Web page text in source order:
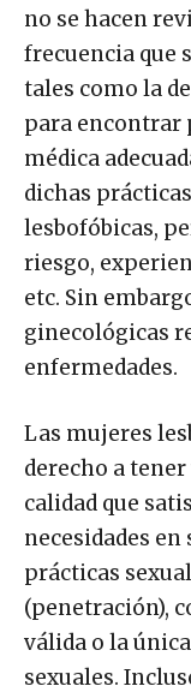
no se hacen
frecuencia que
tales como la
para encontrar
médica
dichas
lesbofóbicas,
riesgo,
etc. Sin
ginecológicas
enfermedades.
Las mujeres
derecho a
calidad que
necesidades
prácticas
(penetración),
válida o la
sexuales.